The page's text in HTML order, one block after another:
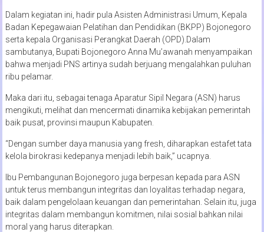
Dalam kegiatan ini, hadir pula Asisten Administrasi Umum, Kepala
Badan Kepegawaian Pelatihan dan Pendidikan (BKPP) Bojonegoro
serta kepala Organisasi Perangkat Daerah (OPD).Dalam
sambutanya, Bupati Bojonegoro Anna Mu’awanah menyampaikan
bahwa menjadi PNS artinya sudah berjuang mengalahkan puluhan
ribu pelamar.
Maka dari itu, sebagai tenaga Aparatur Sipil Negara (ASN) harus
mengikuti, melihat dan mencermati dinamika kebijakan pemerintah
baik pusat, provinsi maupun Kabupaten.
“Dengan sumber daya manusia yang fresh, diharapkan estafet tata
kelola birokrasi kedepanya menjadi lebih baik,” ucapnya.
Ibu Pembangunan Bojonegoro juga berpesan kepada para ASN
untuk terus membangun integritas dan loyalitas terhadap negara,
baik dalam pengelolaan keuangan dan pemerintahan. Selain itu, juga
integritas dalam membangun komitmen, nilai sosial bahkan nilai
moral yang harus diterapkan.